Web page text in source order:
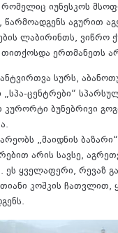
იუნესკოს
წარმოადგენს აგურით
ლაბირინთს, ვიწრო
ერთმანეთს
სურს,
„სპა-ცენტრები“
ბუნებრივი
„მაიდნის
არის სავსე,
ეს ყველაფერი, რევაზ
კოშკის